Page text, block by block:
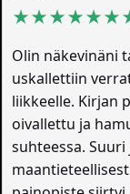
Olin näkevinäni
uskallettiin
liikkeelle. Kirjan
oivallettu ja
suhteessa.